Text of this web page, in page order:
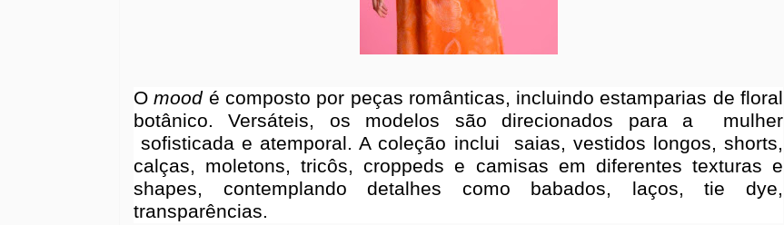
Omoodé composto por peças românticas, incluindo estamparias de floral
botânico. Versáteis, os modelos são direcionados para a
mulher
sofisticada e atemporal. A coleção inclui
saias, vestidos longos, shorts,
calças, moletons, tricôs, croppeds e camisas em diferentes texturas e
shapes, contemplando detalhes como babados, laços, tie dye,
transparências.